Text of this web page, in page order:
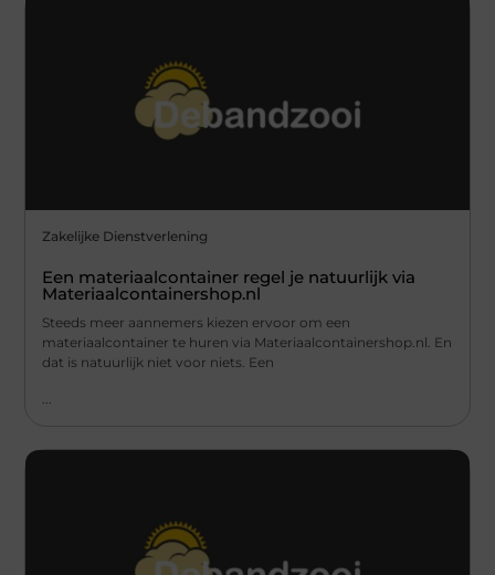
Zakelijke Dienstverlening
Een materiaalcontainer regel je natuurlijk via
Materiaalcontainershop.nl
Steeds meer aannemers kiezen ervoor om een
materiaalcontainer te huren via Materiaalcontainershop.nl. En
dat is natuurlijk niet voor niets. Een